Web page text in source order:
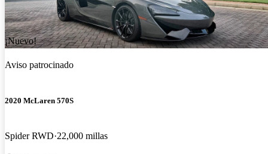
¡Nuevo!
Aviso patrocinado
2020 McLaren 570S
Spider RWD 22,000 millas